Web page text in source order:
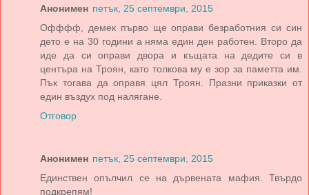
Анонимен петък, 25 септември, 2015
Офффф, демек първо ще оправи безработния си син
дето е на 30 години а няма един ден работен. Второ да
иде да си оправи двора и къщата на дедите си в
центъра на Троян, като толкова му е зор за паметта им.
Пък тогава да оправя цял Троян. Празни приказки от
един въздух под налягане.
Отговор
Анонимен петък, 25 септември, 2015
Единствен опълчил се на дървената мафия. Твърдо
подкрепям!